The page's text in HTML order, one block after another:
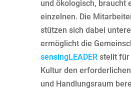
und ökologisch, braucht
einzelnen. Die
stützen sich dabei
ermöglicht die
sensingLEADERstellt für
Kultur den
und Handlungsraum